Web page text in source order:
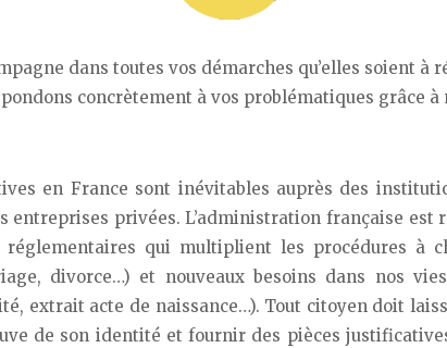
dans toutes vos démarches qu’elles soient à
concrètement à vos problématiques grâce
en France sont inévitables auprès des
entreprises privées. L’administration française est
qui multiplient les procédures à
divorce…) et nouveaux besoins dans nos
extrait acte de naissance…). Tout citoyen doit
de son identité et fournir des pièces